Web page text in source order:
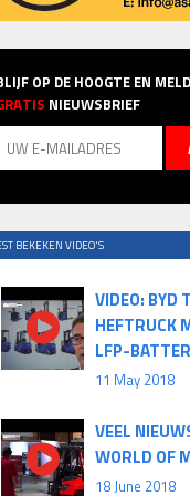
OP DE HOOGTE EN
NIEUWSBRIEF
BEKEKEN VIDEO'S
VIDEO: BYD
HEFTRUCK
LFP-
11 May 2018
VEEL
WORLD OF
18 June 2018